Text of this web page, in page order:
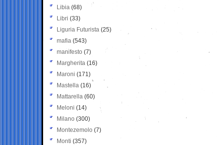
Libia (68)
Libri (33)
Liguria Futurista (25)
mafia (543)
manifesto (7)
Margherita (16)
Maroni (171)
Mastella (16)
Mattarella (60)
Meloni (14)
Milano (300)
Montezemolo (7)
Monti (357)